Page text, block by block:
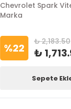
Chevrolet Spark
Marka
%22 ₺ 2,183.50
₺
Sepete